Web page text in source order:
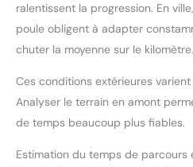
ralentissent la progression. En
poule obligent à adapter
chuter la moyenne sur le kilomètre.
Ces conditions extérieures
Analyser le terrain en amont
de temps beaucoup plus fiables.
Estimation du temps de